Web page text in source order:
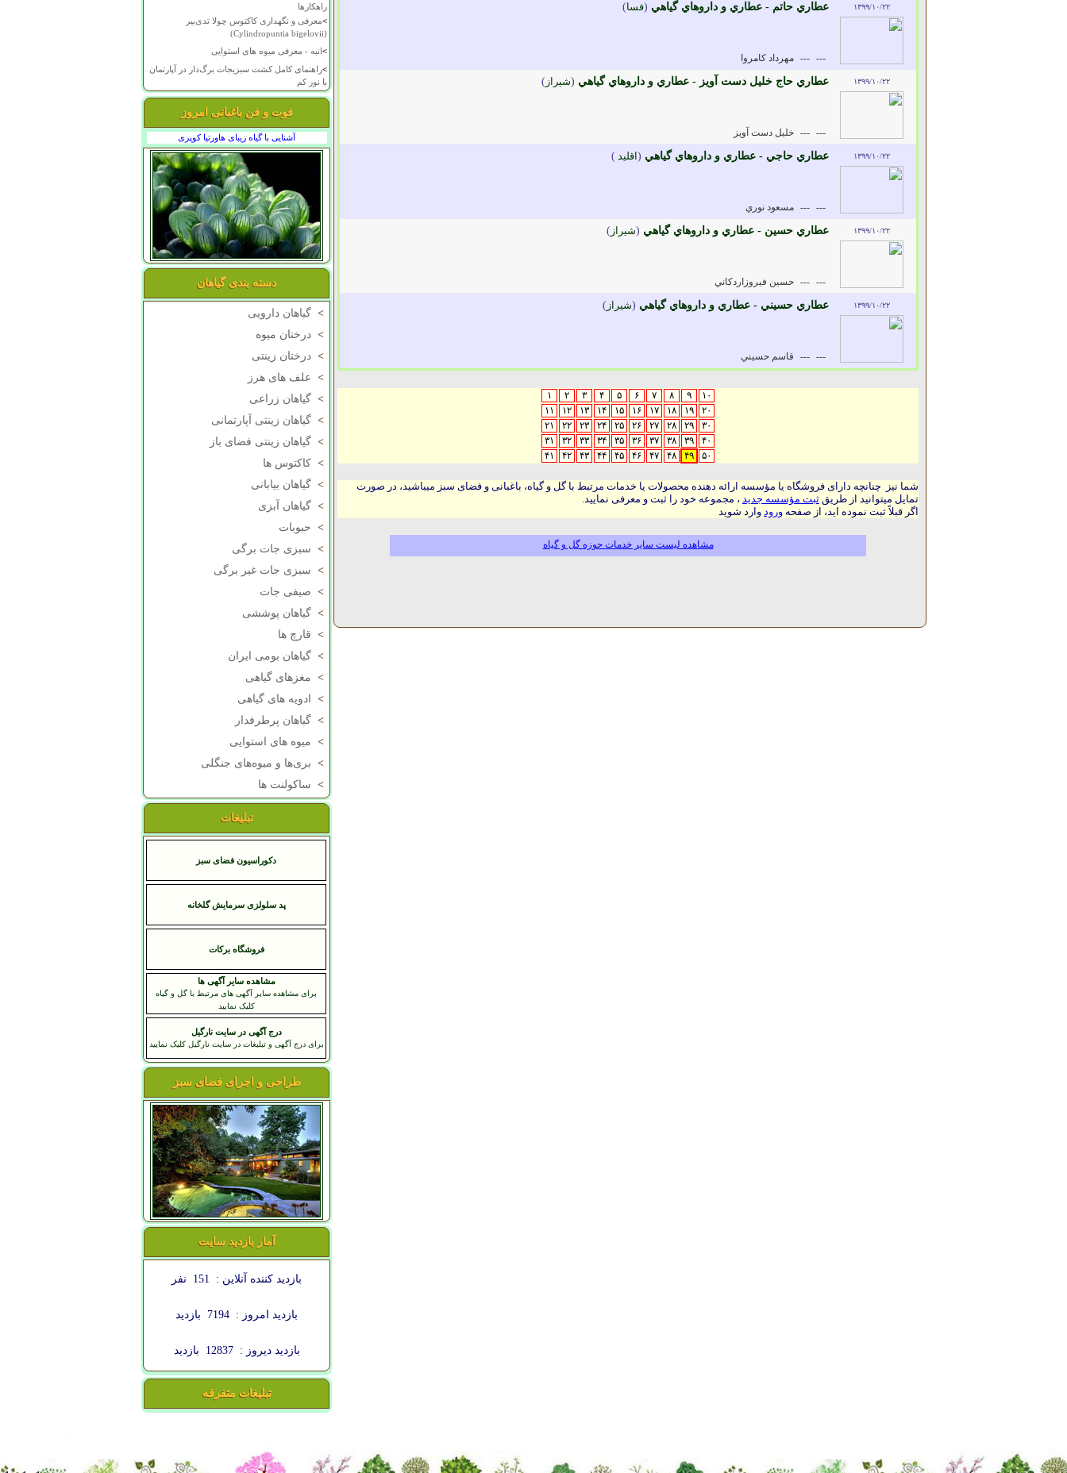
راهکارها
>معرفی و نگهداری کاکتوس چولا تدی‌بیر
(Cylindropuntia bigelovii)
>انبه - معرفی میوه های استوایی
>راهنمای کامل کشت سبزیجات برگ‌دار در آپارتمان
با نور کم
فوت و فن باغبانی امروز
آشنایی با گیاه زیبای هاورتیا کوپری
دسته بندی گیاهان
> گیاهان دارویی
> درختان میوه
> درختان زینتی
> علف های هرز
> گیاهان زراعی
> گیاهان زینتی آپارتمانی
> گیاهان زینتی فضای باز
> کاکتوس ها
> گیاهان بیابانی
> گیاهان آبزی
> حبوبات
> سبزی جات برگی
> سبزی جات غیر برگی
> صیفی جات
> گیاهان پوششی
> قارچ ها
> گیاهان بومی ایران
> مغزهای گیاهی
>
ادویه های گیاهی
> گیاهان پرطرفدار
> میوه های استوایی
> بری‌ها و میوه‌های جنگلی
> ساکولنت ها
تبلیغات
دکوراسیون فضای سبز
پد سلولزی سرمایش گلخانه
فروشگاه برکات
مشاهده سایر آگهی ها
برای مشاهده سایر آگهی های مرتبط با گل و گیاه
کلیک نمایید
درج آگهی در سایت نارگیل
برای درج آگهی و تبلیغات در سایت نارگیل کلیک نمایید
طراحی و اجرای فضای سبز
آمار بازدید سایت
بازدید کننده آنلاین : 151 نفر
بازدید امروز : 7194 بازدید
بازدید دیروز : 12837 بازدید
تبلیغات متفرقه
۱۳۹۹/۱۰/۲۲ عطاري حاتم - عطاري و داروهاي گياهي (فسا)
---
--- مهرداد کامروا
۱۳۹۹/۱۰/۲۲ عطاري حاج خليل دست آويز - عطاري و داروهاي گياهي (شيراز )
---
--- خليل دست آويز
۱۳۹۹/۱۰/۲۲ عطاري حاجي - عطاري و داروهاي گياهي (اقليد )
---
--- مسعود نوري
۱۳۹۹/۱۰/۲۲ عطاري حسين - عطاري و داروهاي گياهي (شيراز )
---
--- حسين فيروزاردکاني
۱۳۹۹/۱۰/۲۲ عطاري حسيني - عطاري و داروهاي گياهي (شيراز )
---
--- قاسم حسيني
۱ ۲ ۳ ۴ ۵ ۶ ۷ ۸ ۹
۱۰
۱۱
۱۲ ۱۳ ۱۴ ۱۵ ۱۶ ۱۷ ۱۸ ۱۹
۲۰
۲۱
۲۲ ۲۳ ۲۴ ۲۵ ۲۶ ۲۷ ۲۸ ۲۹
۳۰
۳۱
۳۲ ۳۳ ۳۴ ۳۵ ۳۶ ۳۷ ۳۸ ۳۹
۴۰
۴۱
۴۲ ۴۳ ۴۴ ۴۵ ۴۶ ۴۷ ۴۸ ۴۹ ۵۰
شما نیز چنانچه دارای فروشگاه یا مؤسسه ارائه دهنده محصولات یا خدمات مرتبط با گل و گیاه، باغبانی و فضای سبز میباشید، در صورت
تمایل میتوانید از طریق ثبت مؤسسه جدید ، مجموعه خود را ثبت و معرفی نمایید.
اگر قبلاً ثبت نموده اید، از صفحه ورود وارد شوید
مشاهده لیست سایر خدمات حوزه گل و گیاه